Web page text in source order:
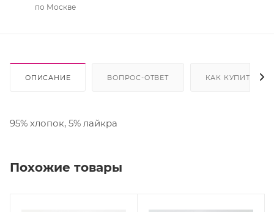
по Москве
ОПИСАНИЕ ВОПРОС-ОТВЕТ КАК КУПИТЬ
95% хлопок, 5% лайкра
Похожие товары